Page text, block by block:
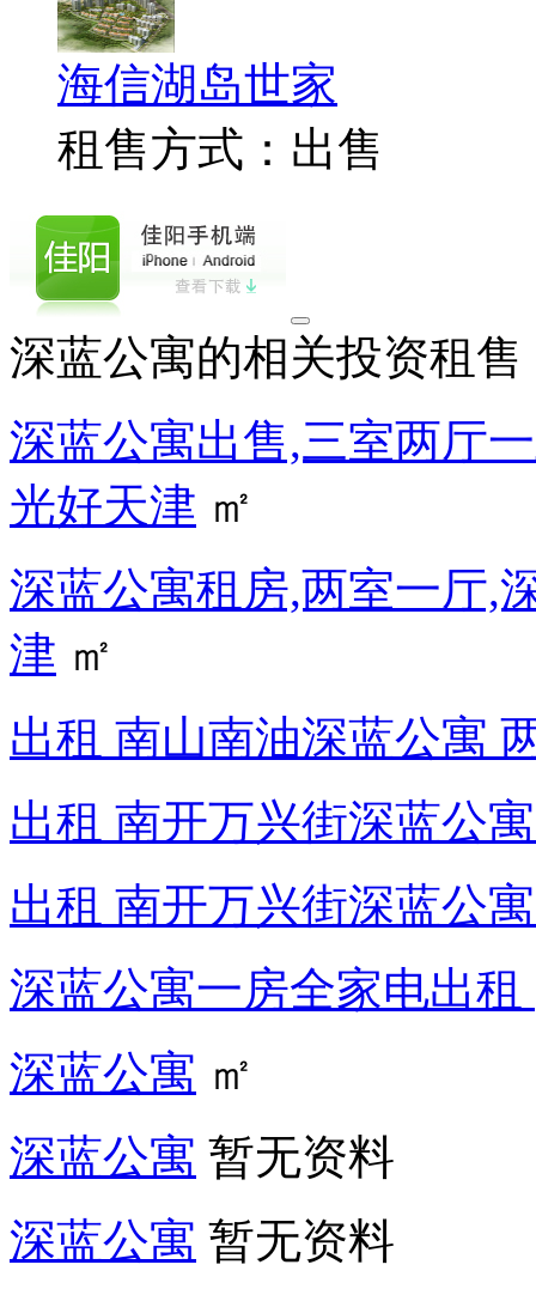
海信湖岛世家
租售方式：出售
深蓝公寓的相关投资租售
深蓝公寓出售,三室两厅
光好天津 ㎡
深蓝公寓租房,两室一厅,
津 ㎡
出租 南山南油深蓝公寓
出租 南开万兴街深蓝公
出租 南开万兴街深蓝公
深蓝公寓一房全家电出租
深蓝公寓 ㎡
深蓝公寓 暂无资料
深蓝公寓 暂无资料